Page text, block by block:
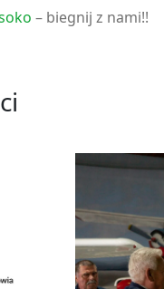
– biegnij z nami!!